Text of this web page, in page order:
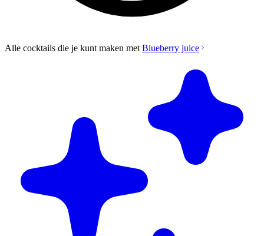
Alle cocktails die je kunt maken met Blueberry juice